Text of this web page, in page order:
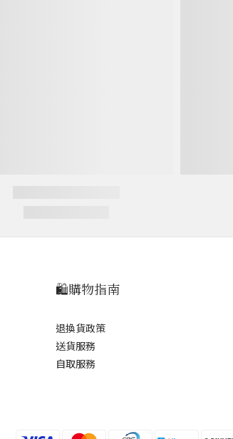
🛍️購物指南
退換貨政策
送貨服務
自取服務